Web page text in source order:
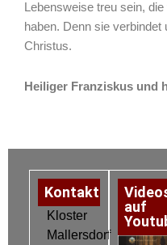
Lebensweise treu sein,
haben. Denn sie
Christus.
Heiliger Franziskus und
Kontakt
Kloster
Mallersdorf
auf